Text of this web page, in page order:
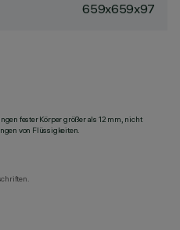
659x659x97
fester Körper größer als 12 mm, nicht
von Flüssigkeiten.